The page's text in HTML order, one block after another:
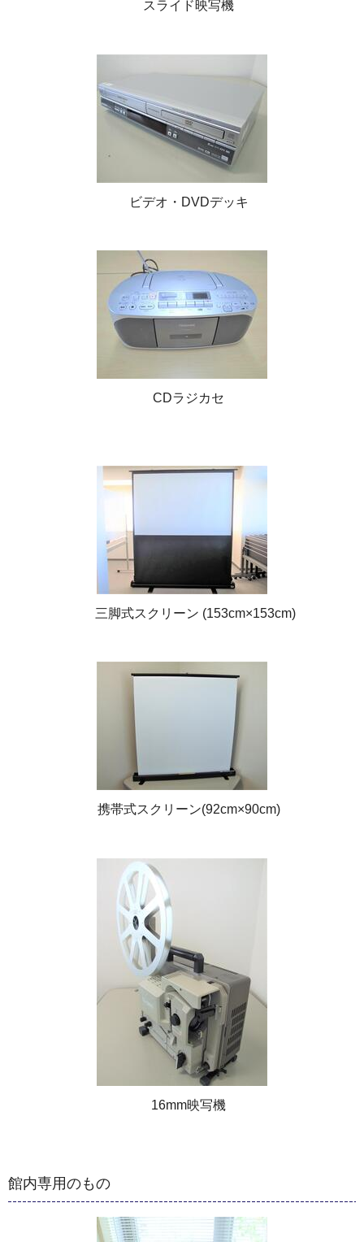
スライド映写機
ビデオ・DVDデッキ
CDラジカセ
三脚式スクリーン (153cm×153cm)
携帯式スクリーン(92cm×90cm)
16mm映写機
館内専用のもの